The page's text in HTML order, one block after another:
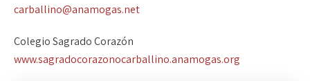
carballino@anamogas.net
Colegio Sagrado Corazón
www.sagradocorazonocarballino.anamogas.org